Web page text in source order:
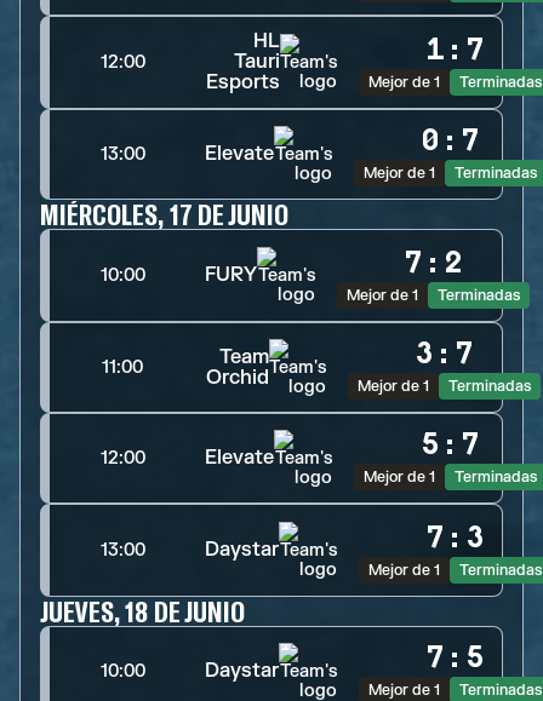
12:00
HL
Tauri
Esports
1 : 7
Mejor de 1 Terminadas
13:00 Elevate 0 : 7
Mejor de 1 Terminadas
MIÉRCOLES, 17 DE JUNIO
10:00 FURY 7 : 2
Mejor de 1 Terminadas
11:00
Team
Orchid
3 : 7
Mejor de 1 Terminadas
12:00 Elevate 5 : 7
Mejor de 1 Terminadas
13:00 Daystar 7 : 3
Mejor de 1 Terminadas
JUEVES, 18 DE JUNIO
10:00 Daystar 7 : 5
Mejor de 1 Terminadas